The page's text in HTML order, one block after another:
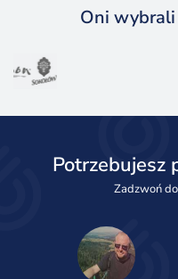
Oni wybrali
Potrzebujesz
Zadzwoń